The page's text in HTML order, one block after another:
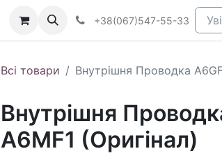
+38(067)547-55-33
Всі товари Внутрішня Проводка
Внутрішня
A6MF1 (Оригінал)